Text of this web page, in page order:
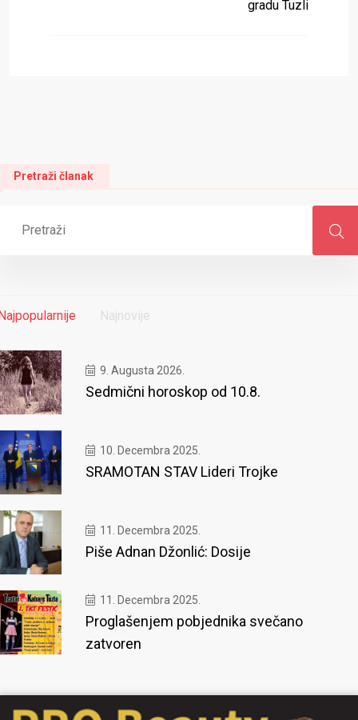
gradu Tuzli
Pretraži članak
Najnovije
9. Augusta 2026.
Sedmični horoskop od 10.8.
10. Decembra 2025.
SRAMOTAN STAV Lideri Trojke
11. Decembra 2025.
Piše Adnan Džonlić: Dosije
11. Decembra 2025.
Proglašenjem pobjednika svečano
zatvoren